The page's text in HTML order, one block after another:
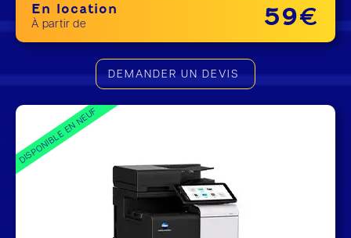
En location
À partir de 59€
DEMANDER UN DEVIS
DISPONIBLE EN NEUF